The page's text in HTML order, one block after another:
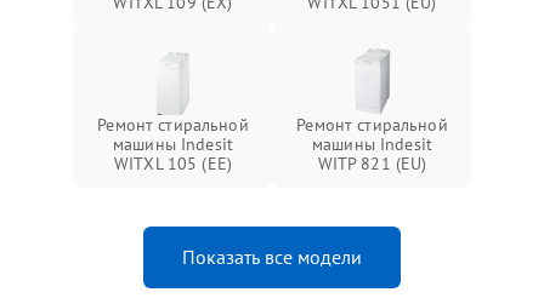
Ремонт стиральной
машины Indesit
WITXL 105 (EE)
Ремонт стиральной
машины Indesit
WITP 821 (EU)
Показать все модели